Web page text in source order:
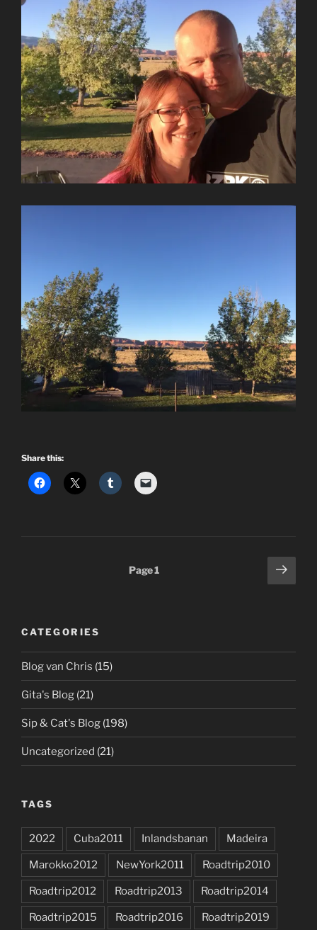
Share this:
Page1
Next
page
CATEGORIES
Blog van Chris (15)
Gita's Blog (21)
Sip & Cat's Blog (198)
Uncategorized (21)
TAGS
2022 Cuba2011 Inlandsbanan Madeira
Marokko2012 NewYork2011 Roadtrip2010
Roadtrip2012 Roadtrip2013 Roadtrip2014
Roadtrip2015 Roadtrip2016 Roadtrip2019